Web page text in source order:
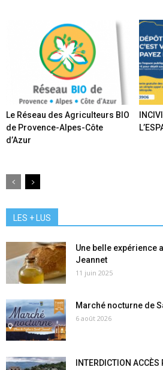
Le Réseau des Agriculteurs BIO
de Provence-Alpes-Côte
d’Azur
LES + LUS
Une belle expérience
Jeannet
11 juin 2025
Marché nocturne de
6 août 2026
INTERDICTION